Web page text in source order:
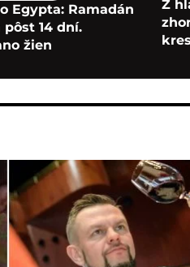
Egypta: Ramadán
14 dní.
žien
Z